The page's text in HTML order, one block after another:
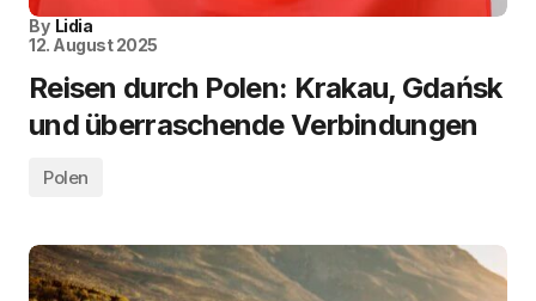
By Lidia
12. August 2025
Reisen durch Polen: Krakau, Gdańsk
und überraschende Verbindungen
Polen